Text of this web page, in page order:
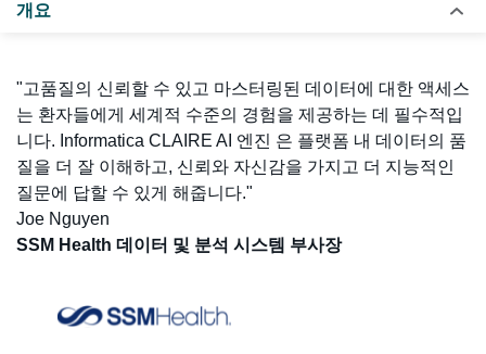
개요
"고품질의 신뢰할 수 있고 마스터링된 데이터에 대한 액세스
는 환자들에게 세계적 수준의 경험을 제공하는 데 필수적입
니다. Informatica CLAIRE AI 엔진 은 플랫폼 내 데이터의 품
질을 더 잘 이해하고, 신뢰와 자신감을 가지고 더 지능적인
질문에 답할 수 있게 해줍니다."
Joe Nguyen
SSM Health 데이터 및 분석 시스템 부사장